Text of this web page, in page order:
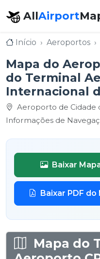
AllAirport
Início Aeroportos
Mapa do
do Terminal
Internacional
Aeroporto de Cidade
Informações de
Baixar
Baixar PDF do
Mapa do